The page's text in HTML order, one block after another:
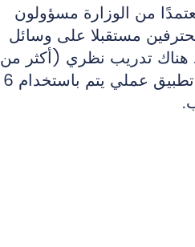
معتمدًا من الوزارة مسؤولون
مستقبلا على وسائل
هناك تدريب نظري (أكثر من
5000 ساعة تدريب) و تطبيق عملي يتم باستخدام 6